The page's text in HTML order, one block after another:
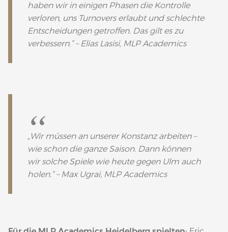
haben wir in einigen Phasen die Kontrolle
verloren, uns Turnovers erlaubt und schlechte
Entscheidungen getroffen. Das gilt es zu
verbessern.“ – Elias Lasisi, MLP Academics
„Wir müssen an unserer Konstanz arbeiten –
wie schon die ganze Saison. Dann können
wir solche Spiele wie heute gegen Ulm auch
holen.“ – Max Ugrai, MLP Academics